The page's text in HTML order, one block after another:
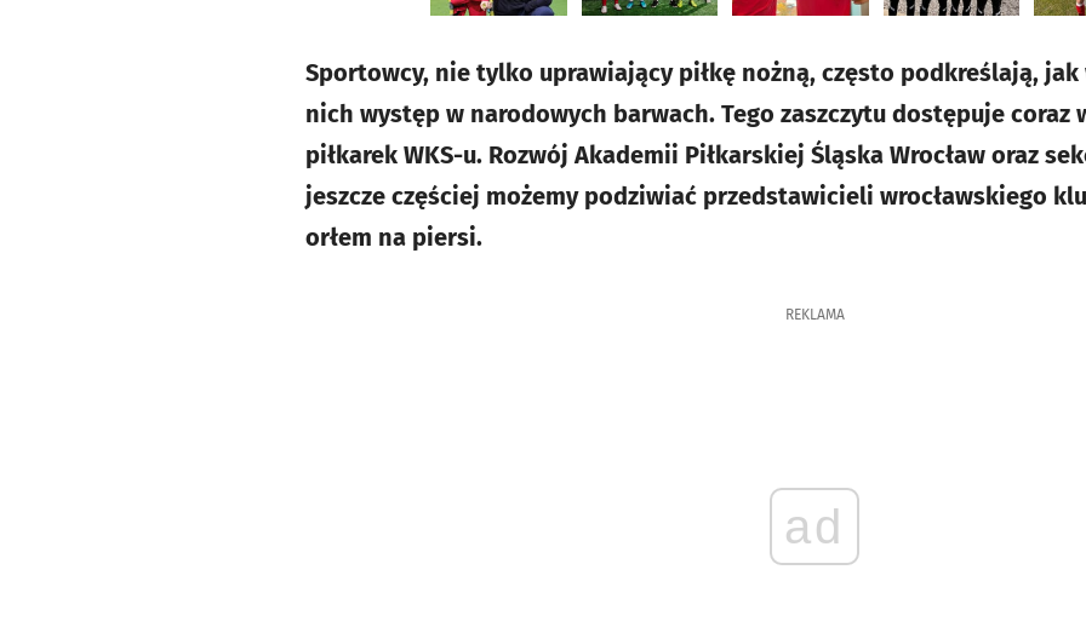
Sportowcy, nie tylko uprawiający piłkę nożną, często podkreślają,
nich występ w narodowych barwach. Tego zaszczytu dostępuje coraz
piłkarek WKS-u. Rozwój Akademii Piłkarskiej Śląska Wrocław oraz
jeszcze częściej możemy podziwiać przedstawicieli wrocławskiego
orłem na piersi.
REKLAMA
ad